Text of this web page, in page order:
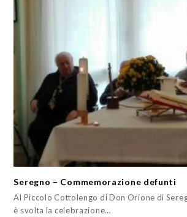
Seregno – Commemorazione defunti
Al Piccolo Cottolengo di Don Orione di
è svolta la celebrazione…